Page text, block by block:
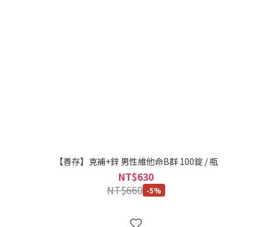
【善存】克補+鋅 男性維他命B群 100錠 / 瓶
NT$630
NT$660 -5%